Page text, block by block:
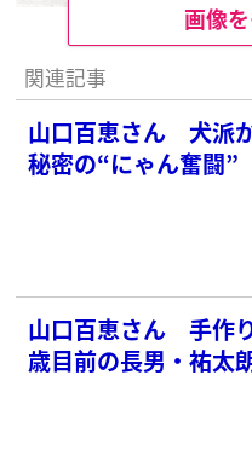
画像
関連記事
山口百恵さん 犬派
秘密の“にゃん奮闘”
山口百恵さん 手作
歳目前の長男・祐太